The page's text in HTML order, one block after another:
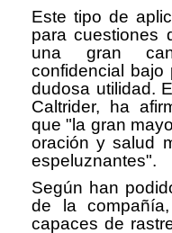
Este tipo de
para cuestiones
una gran
confidencial bajo
dudosa utilidad.
Caltrider, ha
que "la gran
oración y salud
espeluznantes".
Según han
de la
capaces de